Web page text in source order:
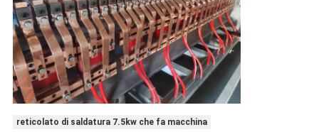
reticolato di saldatura 7.5kw che fa macchina